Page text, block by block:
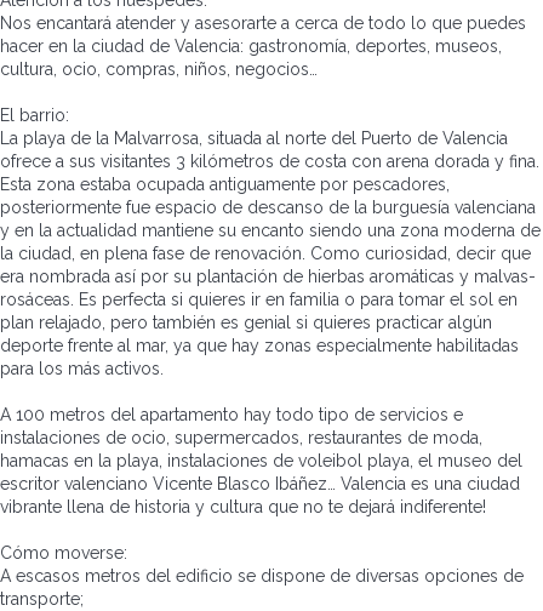
Nos encantará atender y asesorarte a cerca de todo lo que puedes
hacer en la ciudad de Valencia: gastronomía, deportes, museos,
cultura, ocio, compras, niños, negocios…
El barrio:
La playa de la Malvarrosa, situada al norte del Puerto de Valencia
ofrece a sus visitantes 3 kilómetros de costa con arena dorada y fina.
Esta zona estaba ocupada antiguamente por pescadores,
posteriormente fue espacio de descanso de la burguesía valenciana
y en la actualidad mantiene su encanto siendo una zona moderna de
la ciudad, en plena fase de renovación. Como curiosidad, decir que
era nombrada así por su plantación de hierbas aromáticas y malvas-
rosáceas. Es perfecta si quieres ir en familia o para tomar el sol en
plan relajado, pero también es genial si quieres practicar algún
deporte frente al mar, ya que hay zonas especialmente habilitadas
para los más activos.
A 100 metros del apartamento hay todo tipo de servicios e
instalaciones de ocio, supermercados, restaurantes de moda,
hamacas en la playa, instalaciones de voleibol playa, el museo del
escritor valenciano Vicente Blasco Ibáñez… Valencia es una ciudad
vibrante llena de historia y cultura que no te dejará indiferente!
Cómo moverse:
A escasos metros del edificio se dispone de diversas opciones de
transporte;